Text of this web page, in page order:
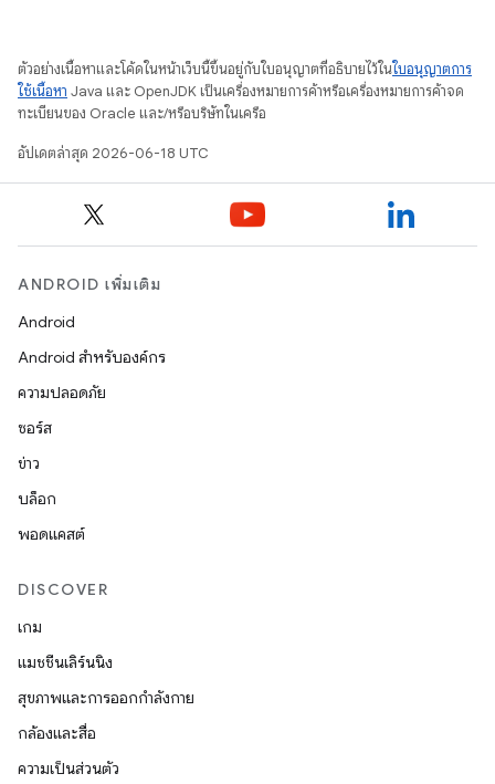
ตัวอย่างเนื้อหาและโค้ดในหน้าเว็บนี้ขึ้นอยู่กับใบอนุญาตที่อธิบายไว้ในใบอนุญาตการ
ใช้เนื้อหา Java และ OpenJDK เป็นเครื่องหมายการค้าหรือเครื่องหมายการค้าจด
ทะเบียนของ Oracle และ/หรือบริษัทในเครือ
อัปเดตล่าสุด 2026-06-18 UTC
ANDROID เพิ่มเติม
Android
Android สำหรับองค์กร
ความปลอดภัย
ซอร์ส
ข่าว
บล็อก
พอดแคสต์
DISCOVER
เกม
แมชชีนเลิร์นนิง
สุขภาพและการออกกำลังกาย
กล้องและสื่อ
ความเป็นส่วนตัว